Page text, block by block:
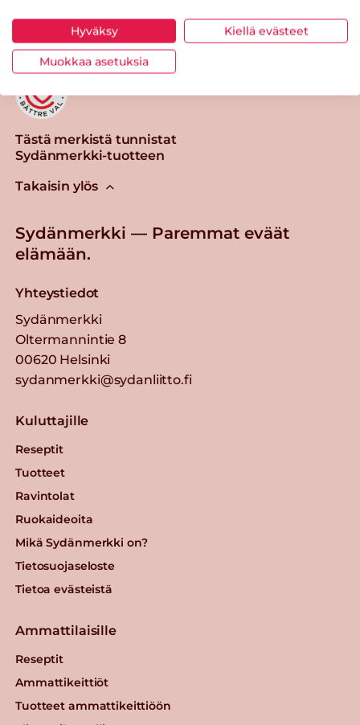
Tästä merkistä tunnistat
Sydänmerkki-tuotteen
Takaisin ylös
Sydänmerkki — Paremmat eväät
elämään.
Yhteystiedot
Sydänmerkki
Oltermannintie 8
00620 Helsinki
sydanmerkki@sydanliitto.fi
Kuluttajille
Reseptit
Tuotteet
Ravintolat
Ruokaideoita
Mikä Sydänmerkki on?
Tietosuojaseloste
Tietoa evästeistä
Ammattilaisille
Reseptit
Ammattikeittiöt
Tuotteet ammattikeittiöön
Hyväksy Kiellä evästeet
Muokkaa asetuksia